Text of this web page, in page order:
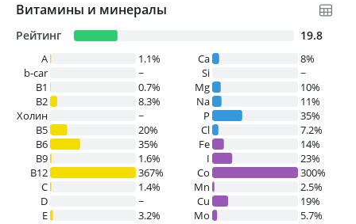
Витамины и минералы
Рейтинг 19.8
A
1.1%
b-car
~
В1
0.7%
B2
8.3%
Холин
~
B5
20%
B6
35%
B9
1.6%
B12
367%
C
1.4%
D
~
E
3.2%
Ca
8%
Si
~
Mg
10%
Na
11%
P
35%
Cl
7.2%
Fe
14%
I
23%
Co
300%
Mn
2.5%
Cu
19%
Mo
5.7%